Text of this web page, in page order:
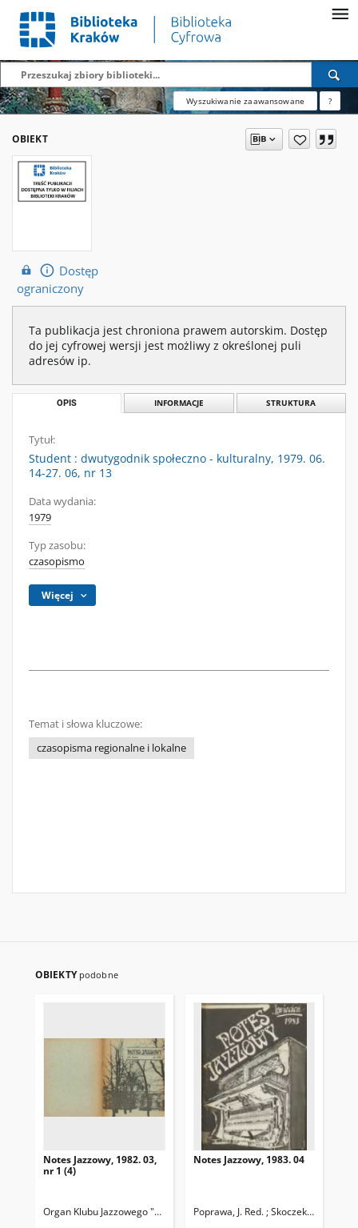
Wyszukiwanie zaawansowane ?
OBIEKT
Dostęp
ograniczony
Ta publikacja jest chroniona prawem autorskim. Dostęp
do jej cyfrowej wersji jest możliwy z określonej puli
adresów ip.
OPIS INFORMACJE STRUKTURA
Tytuł:
Student : dwutygodnik społeczno - kulturalny, 1979. 06.
14-27. 06, nr 13
Data wydania:
1979
Typ zasobu:
czasopismo
Więcej
Temat i słowa kluczowe:
czasopisma regionalne i lokalne
OBIEKTY podobne
Notes Jazzowy, 1982. 03,
nr 1 (4)
Organ Klubu Jazzowego "Rotunda" Skoczek, T. Red.
Notes Jazzowy, 1983. 04
Poprawa, J. Red. ; Skoczek T. Red.